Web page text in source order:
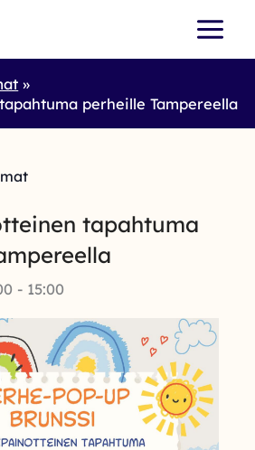
perheille Tampereella
tapahtuma
- 15:00